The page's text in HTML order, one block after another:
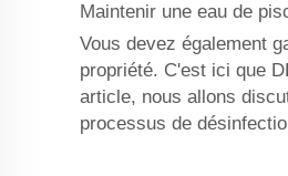
Maintenir une eau de
Vous devez également
propriété. C'est ici que
article, nous allons
processus de